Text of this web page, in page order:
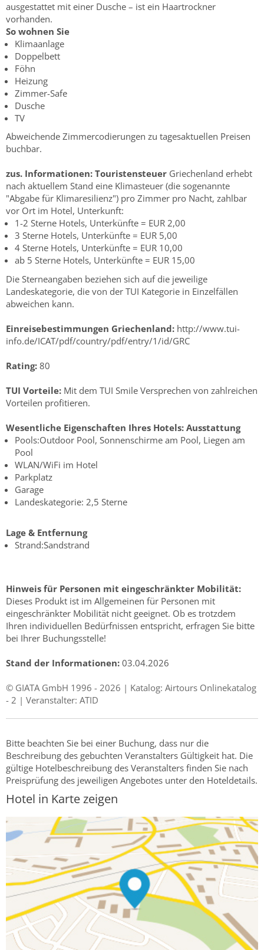
ausgestattet mit einer Dusche – ist ein Haartrockner
vorhanden.
So wohnen Sie
Klimaanlage
Doppelbett
Föhn
Heizung
Zimmer-Safe
Dusche
TV
Abweichende Zimmercodierungen zu tagesaktuellen Preisen
buchbar.
zus. Informationen: Touristensteuer Griechenland erhebt
nach aktuellem Stand eine Klimasteuer (die sogenannte
"Abgabe für Klimaresilienz") pro Zimmer pro Nacht, zahlbar
vor Ort im Hotel, Unterkunft:
1-2 Sterne Hotels, Unterkünfte = EUR 2,00
3 Sterne Hotels, Unterkünfte = EUR 5,00
4 Sterne Hotels, Unterkünfte = EUR 10,00
ab 5 Sterne Hotels, Unterkünfte = EUR 15,00
Die Sterneangaben beziehen sich auf die jeweilige
Landeskategorie, die von der TUI Kategorie in Einzelfällen
abweichen kann.
Einreisebestimmungen Griechenland: http://www.tui-
info.de/ICAT/pdf/country/pdf/entry/1/id/GRC
Rating: 80
TUI Vorteile: Mit dem TUI Smile Versprechen von zahlreichen
Vorteilen profitieren.
Wesentliche Eigenschaften Ihres Hotels: Ausstattung
Pools:Outdoor Pool, Sonnenschirme am Pool, Liegen am
Pool
WLAN/WiFi im Hotel
Parkplatz
Garage
Landeskategorie: 2,5 Sterne
Lage & Entfernung
Strand:Sandstrand
Hinweis für Personen mit eingeschränkter Mobilität:
Dieses Produkt ist im Allgemeinen für Personen mit
eingeschränkter Mobilität nicht geeignet. Ob es trotzdem
Ihren individuellen Bedürfnissen entspricht, erfragen Sie bitte
bei Ihrer Buchungsstelle!
Stand der Informationen: 03.04.2026
© GIATA GmbH 1996 - 2026 | Katalog: Airtours Onlinekatalog
- 2 | Veranstalter: ATID
Bitte beachten Sie bei einer Buchung, dass nur die
Beschreibung des gebuchten Veranstalters Gültigkeit hat. Die
gültige Hotelbeschreibung des Veranstalters finden Sie nach
Preisprüfung des jeweiligen Angebotes unter den Hoteldetails.
Hotel in Karte zeigen